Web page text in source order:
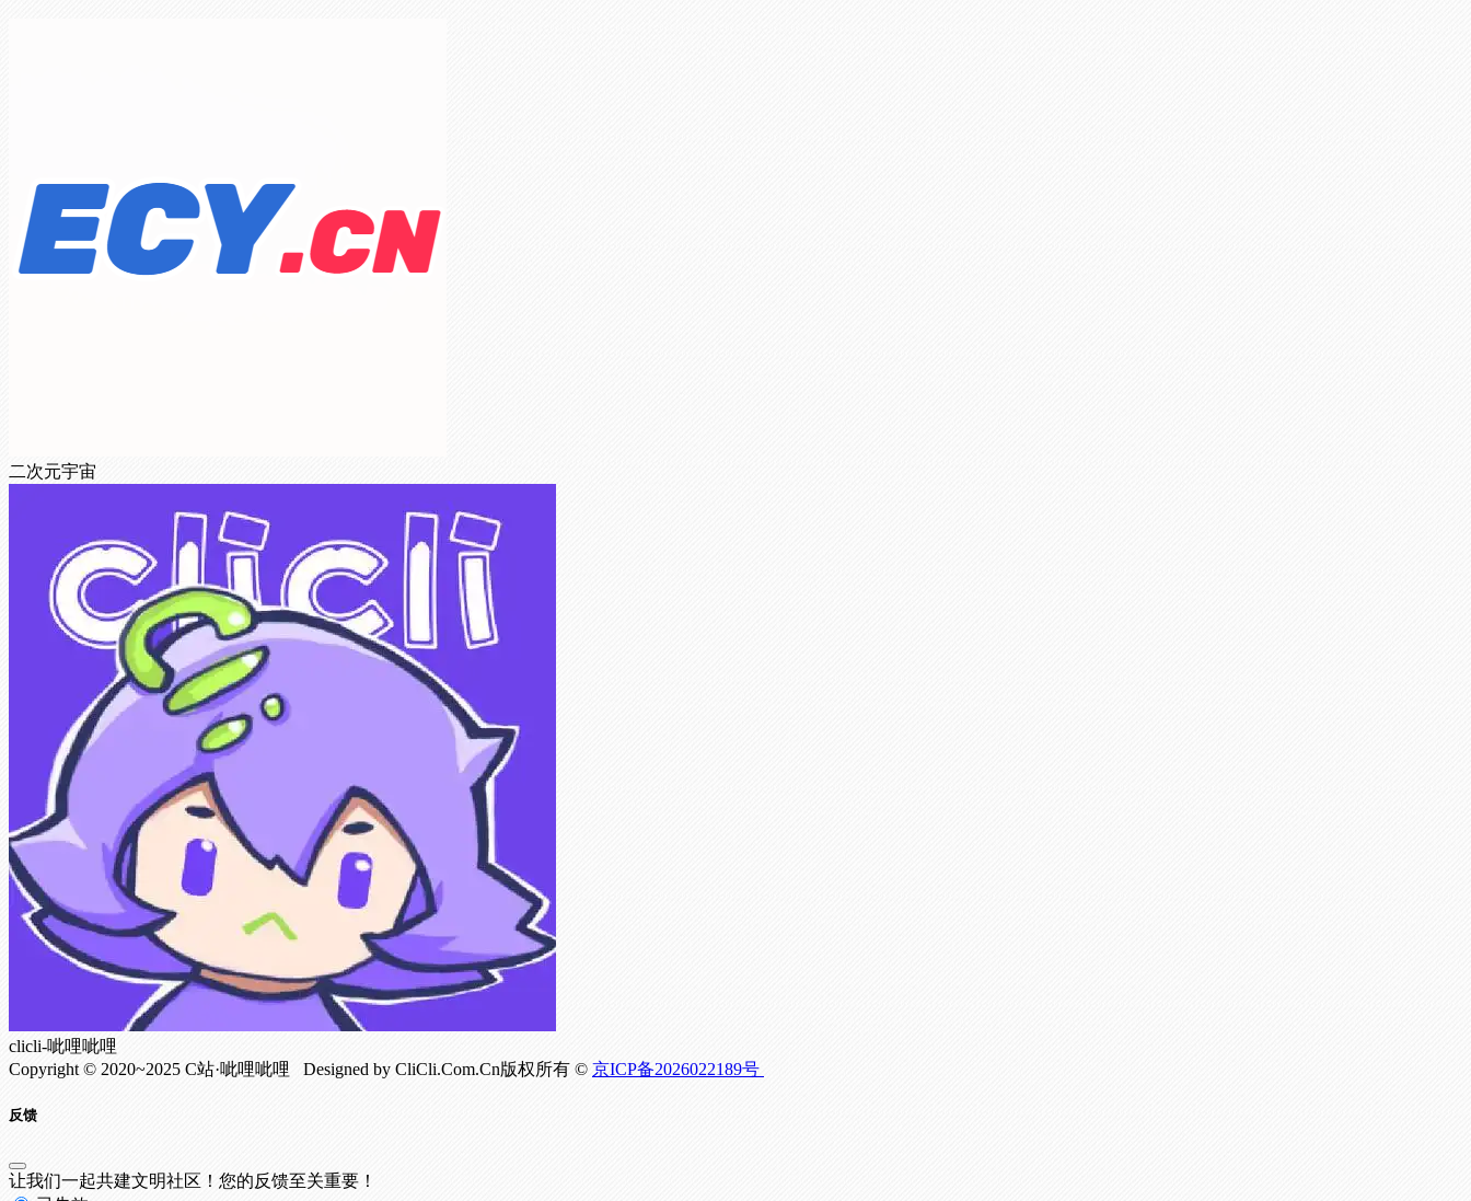
二次元宇宙
clicli-呲哩呲哩
Copyright © 2020~2025 C站·呲哩呲哩 Designed by CliCli.Com.Cn版权所有 © 京ICP备2026022189号
反馈
让我们一起共建文明社区！您的反馈至关重要！